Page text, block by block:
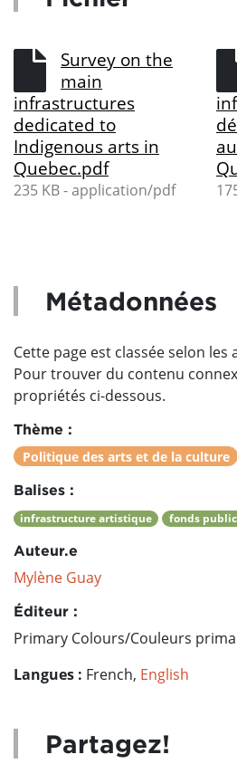
Survey on the
main
infrastructures
dedicated to
Indigenous arts in
Quebec.pdf
235 KB - application/pdf
Métadonnées
Cette page est classée selon
Pour trouver du contenu
propriétés ci-dessous.
Thème :
Politique des arts et de la culture
Balises :
infrastructure artistique fonds
Auteur.e
Mylène Guay
Éditeur :
Primary Colours/Couleurs
Langues : French, English
Partagez!